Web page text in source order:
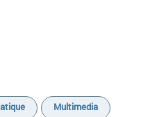
Multimedia